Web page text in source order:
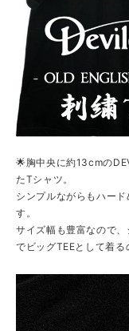
🌟胸中央に約13cmの
たTシャツ。
シンプルながらもハー
す。
サイズ幅も豊富なので
でビッグTEEとして着る